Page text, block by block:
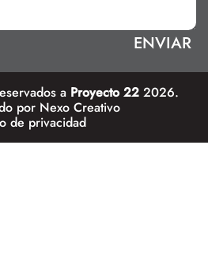
a Proyecto 22 2026.
por Nexo Creativo
de privacidad